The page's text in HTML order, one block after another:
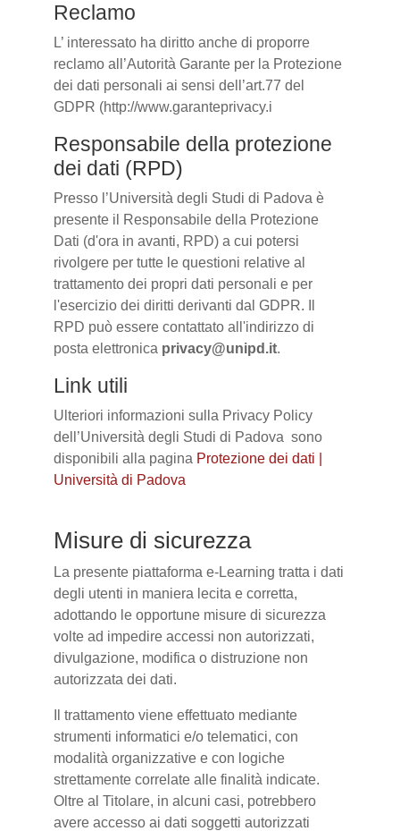
Reclamo
L’ interessato ha diritto anche di proporre
reclamo all’Autorità Garante per la Protezione
dei dati personali ai sensi dell’art.77 del
GDPR (http://www.garanteprivacy.i
Responsabile della protezione
dei dati (RPD)
Presso l’Università degli Studi di Padova è
presente il Responsabile della Protezione
Dati (d'ora in avanti, RPD) a cui potersi
rivolgere per tutte le questioni relative al
trattamento dei propri dati personali e per
l'esercizio dei diritti derivanti dal GDPR. Il
RPD può essere contattato all'indirizzo di
posta elettronica privacy@unipd.it.
Link utili
Ulteriori informazioni sulla Privacy Policy
dell’Università degli Studi di Padova sono
disponibili alla pagina Protezione dei dati |
Università di Padova
Misure di sicurezza
La presente piattaforma e-Learning tratta i dati
degli utenti in maniera lecita e corretta,
adottando le opportune misure di sicurezza
volte ad impedire accessi non autorizzati,
divulgazione, modifica o distruzione non
autorizzata dei dati.
Il trattamento viene effettuato mediante
strumenti informatici e/o telematici, con
modalità organizzative e con logiche
strettamente correlate alle finalità indicate.
Oltre al Titolare, in alcuni casi, potrebbero
avere accesso ai dati soggetti autorizzati